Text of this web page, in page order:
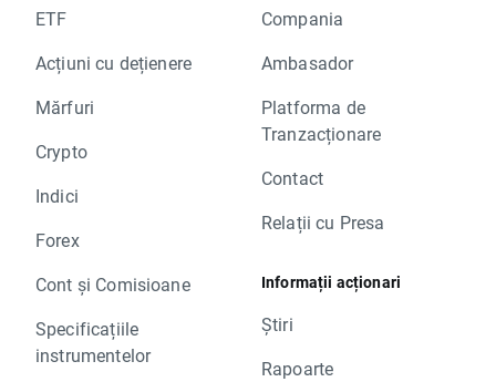
ETF
Acțiuni cu dețienere
Mărfuri
Crypto
Indici
Forex
Cont și Comisioane
Specificațiile
instrumentelor
Compania
Ambasador
Platforma de
Tranzacționare
Contact
Relații cu Presa
Informații acționari
Știri
Rapoarte